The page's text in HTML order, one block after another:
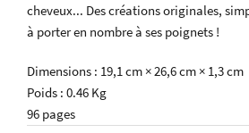
cheveux... Des créations originales,
à porter en nombre à ses poignets !
Dimensions : 19,1 cm × 26,6 cm × 1,3 cm
Poids : 0.46 Kg
96 pages